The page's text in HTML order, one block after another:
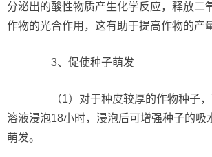
分泌出的酸性物质产生化学反应，释放二
作物的光合作用，这有助于提高作物的产
3、促使种子萌发
（1）对于种皮较厚的作物种子，
溶液浸泡18小时，浸泡后可增强种子的吸
萌发。